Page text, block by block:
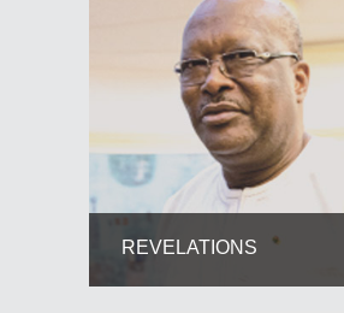
REVELATIONS